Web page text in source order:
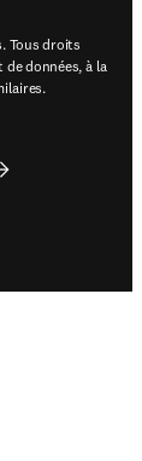
Tous droits
données, à la